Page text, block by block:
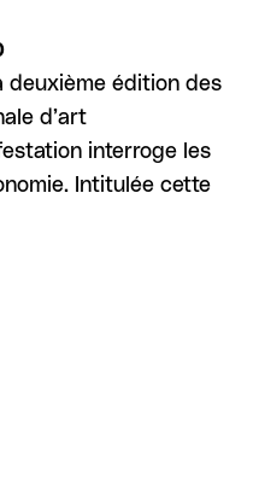
deuxième édition des
d’art
interroge les
Intitulée cette